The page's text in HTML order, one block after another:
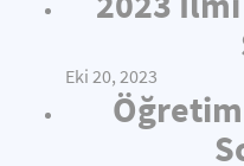
Eki 20, 2023